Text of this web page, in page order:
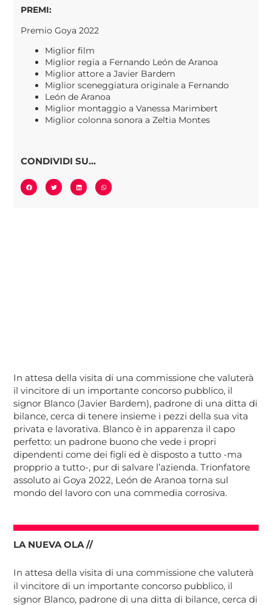
PREMI:
Premio Goya 2022
Miglior film
Miglior regia a Fernando León de Aranoa
Miglior attore a Javier Bardem
Miglior sceneggiatura originale a Fernando
León de Aranoa
Miglior montaggio a Vanessa Marimbert
Miglior colonna sonora a Zeltia Montes
CONDIVIDI SU...
In attesa della visita di una commissione che valuterà
il vincitore di un importante concorso pubblico, il
signor Blanco (Javier Bardem), padrone di una ditta di
bilance, cerca di tenere insieme i pezzi della sua vita
privata e lavorativa. Blanco è in apparenza il capo
perfetto: un padrone buono che vede i propri
dipendenti come dei figli ed è disposto a tutto -ma
propprio a tutto-, pur di salvare l’azienda. Trionfatore
assoluto ai Goya 2022, León de Aranoa torna sul
mondo del lavoro con una commedia corrosiva.
LA NUEVA OLA //
In attesa della visita di una commissione che valuterà
il vincitore di un importante concorso pubblico, il
signor Blanco, padrone di una ditta di bilance, cerca di